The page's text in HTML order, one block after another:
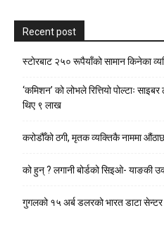
Recent post
स्टाेरबाट २५० रूपैयाँको सामान किनेका
‘कमिशन’ को लोभले रित्तियो पोल्टाः
थिए ९ लाख
करोडौँको ठगी, मृतक व्यक्तिकै नाममा
को हुन् ? लगानी बोर्डको सिइओ- याङकी
गुगलको १५ अर्ब डलरको भारत डाटा सेन्टर